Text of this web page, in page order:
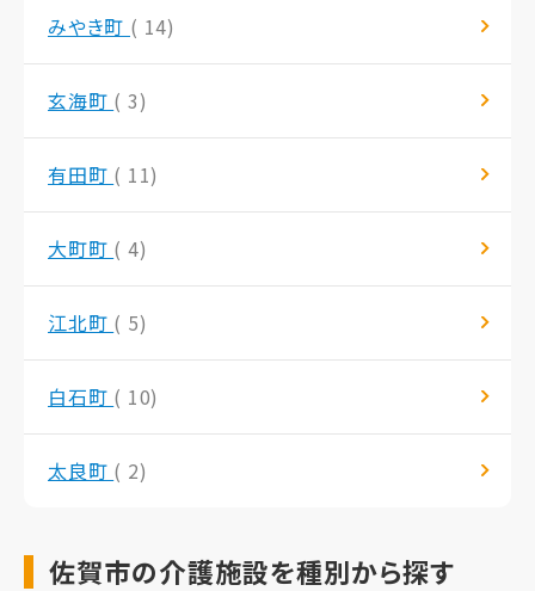
みやき町 ( 14)
玄海町 ( 3)
有田町 ( 11)
大町町 ( 4)
江北町 ( 5)
白石町 ( 10)
太良町 ( 2)
佐賀市の介護施設を種別から探す